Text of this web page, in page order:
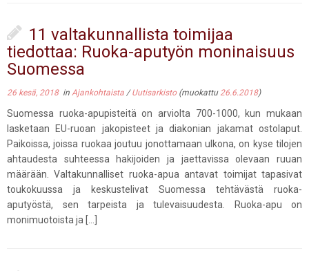
11 valtakunnallista toimijaa
tiedottaa: Ruoka-aputyön moninaisuus
Suomessa
26 kesä, 2018in Ajankohtaista /Uutisarkisto (muokattu 26.6.2018)
Suomessa ruoka-apupisteitä on arviolta 700-1000, kun mukaan
lasketaan EU-ruoan jakopisteet ja diakonian jakamat ostolaput.
Paikoissa, joissa ruokaa joutuu jonottamaan ulkona, on kyse tilojen
ahtaudesta suhteessa hakijoiden ja jaettavissa olevaan ruuan
määrään. Valtakunnalliset ruoka-apua antavat toimijat tapasivat
toukokuussa ja keskustelivat Suomessa tehtävästä ruoka-
aputyöstä, sen tarpeista ja tulevaisuudesta. Ruoka-apu on
monimuotoista ja […]